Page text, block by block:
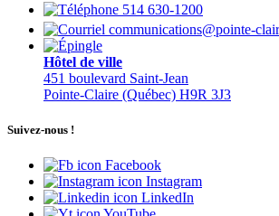
514 630-1200
communications@pointe-
Hôtel de ville
451 boulevard Saint-Jean
Pointe-Claire (Québec) H9R 3J3
Suivez-nous !
Facebook
Instagram
LinkedIn